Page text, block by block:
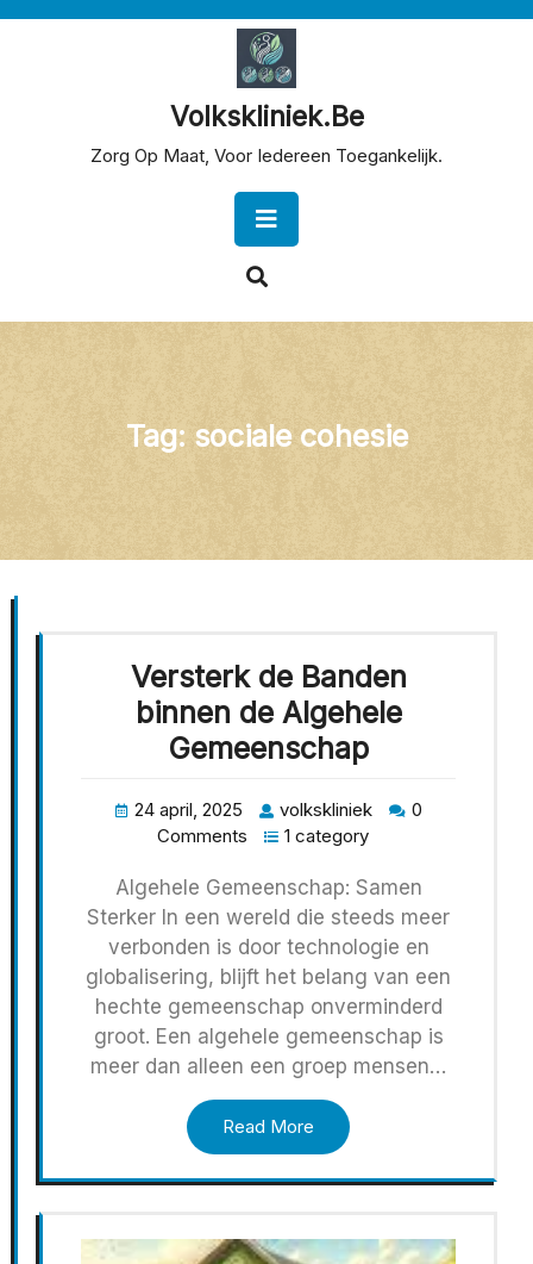
Volkskliniek.be
Zorg Op Maat, Voor Iedereen Toegankelijk.
Button
Tag: sociale cohesie
Versterk de Banden
binnen de Algehele
Gemeenschap
24 april, 2025 volkskliniek
0
Comments
1 category
Algehele Gemeenschap: Samen
Sterker In een wereld die steeds meer
verbonden is door technologie en
globalisering, blijft het belang van een
hechte gemeenschap onverminderd
groot. Een algehele gemeenschap is
meer dan alleen een groep mensen…
Read More